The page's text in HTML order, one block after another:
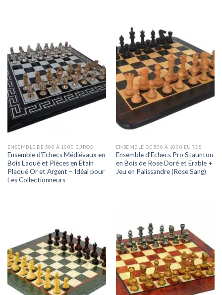
ENSEMBLE DE 500 À 1000 EUROS
Ensemble d’Echecs Médiévaux en
Bois Laqué et Pièces en Etain
Plaqué Or et Argent – Idéal pour
Les Collectionneurs
ENSEMBLE DE 500 À 1000 EUROS
Ensemble d’Echecs Pro Staunton
en Bois de Rose Doré et Erable +
Jeu en Palissandre (Rose Sang)